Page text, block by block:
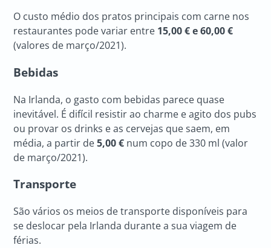
O custo médio dos pratos principais com carne nos
restaurantes pode variar entre 15,00 € e 60,00 €
(valores de março/2021).
Bebidas
Na Irlanda, o gasto com bebidas parece quase
inevitável. É difícil resistir ao charme e agito dos pubs
ou provar os drinks e as cervejas que saem, em
média, a partir de5,00€ num copo de 330 ml (valor
de março/2021).
Transporte
São vários os meios de transporte disponíveis para
se deslocar pela Irlanda durante a sua viagem de
férias.